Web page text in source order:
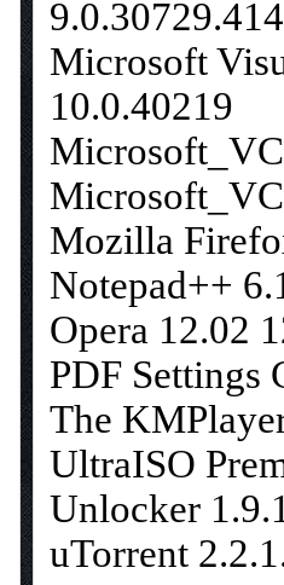
Microsoft
10.0.40219
Mozilla
Notepad++
Opera 12.02
PDF Settings
The
UltraISO
Unlocker
uTorrent